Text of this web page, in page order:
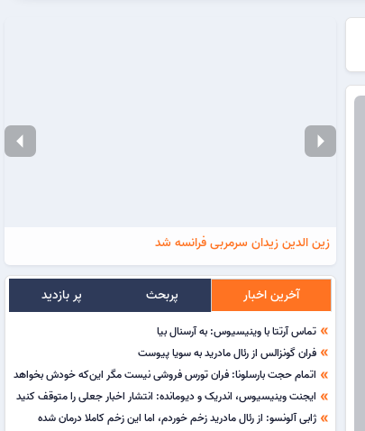
زین الدین زیدان سرمربی فرانسه شد
arrow_right
arrow_left
آخرین اخبار پربحث پر بازدید
double_arrow تماس آرتتا با وینیسیوس: به آرسنال بیا
double_arrow فران گونزالس از رئال مادرید به سویا پیوست
double_arrow اتمام حجت بارسلونا: فران تورس فروشی نیست مگر این‌که خودش بخواهد
double_arrow ایجنت وینیسیوس، اندریک و دیومانده: انتشار اخبار جعلی را متوقف کنید
double_arrow ژابی آلونسو: از رئال مادرید زخم خوردم، اما این زخم کاملا درمان شده